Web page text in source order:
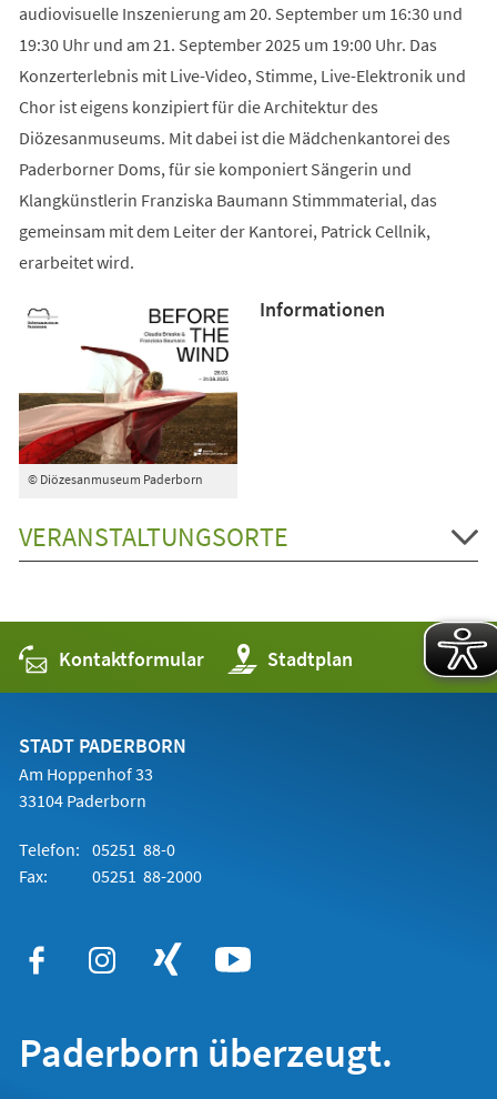
audiovisuelle Inszenierung am 20. September um 16:30 und
19:30 Uhr und am 21. September 2025 um 19:00 Uhr. Das
Konzerterlebnis mit Live-Video, Stimme, Live-Elektronik und
Chor ist eigens konzipiert für die Architektur des
Diözesanmuseums. Mit dabei ist die Mädchenkantorei des
Paderborner Doms, für sie komponiert Sängerin und
Klangkünstlerin Franziska Baumann Stimmmaterial, das
gemeinsam mit dem Leiter der Kantorei, Patrick Cellnik,
erarbeitet wird.
© Diözesanmuseum Paderborn
Informationen
VERANSTALTUNGSORTE
Kontaktformular Stadtplan
(Öffnet
in
einem
STADT PADERBORN
Am Hoppenhof 33
33104 Paderborn
Telefon: 05251 88-0
Fax:
05251 88-2000
Paderborn überzeugt.